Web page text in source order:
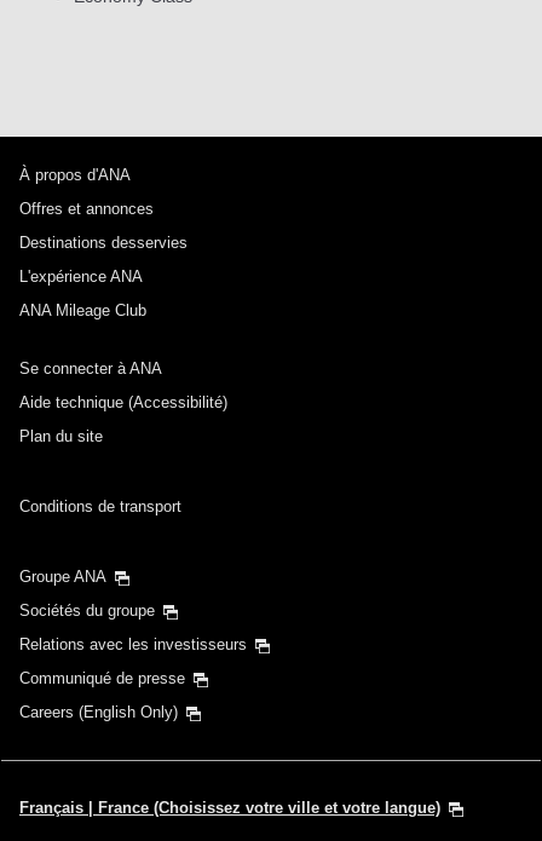
À propos d'ANA
Offres et annonces
Destinations desservies
L'expérience ANA
ANA Mileage Club
Se connecter à ANA
Aide technique (Accessibilité)
Plan du site
Conditions de transport
Groupe ANA
Sociétés du groupe
Relations avec les investisseurs
Communiqué de presse
Careers (English Only)
Français | France (Choisissez votre ville et votre langue)